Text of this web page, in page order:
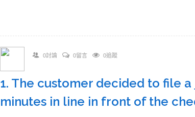
0討論 0留言 0追蹤
1. The customer decided to file a
minutes in line in front of the